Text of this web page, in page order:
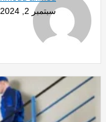
سبتمبر 2, 2024